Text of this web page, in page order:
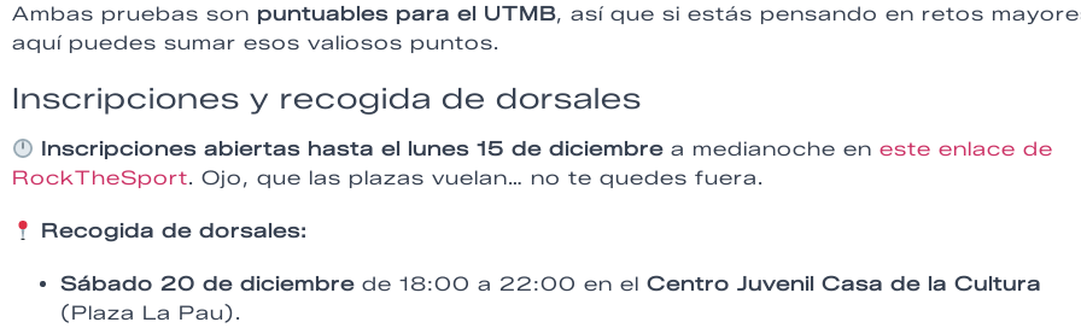
Ambas pruebas son puntuables para el UTMB, así que si estás pensando en retos
aquí puedes sumar esos valiosos puntos.
Inscripciones y recogida de dorsales
Inscripciones abiertas hasta el lunes 15 de diciembre a medianoche eneste enlace de
RockTheSport. Ojo, que las plazas vuelan… no te quedes fuera.
Recogida de dorsales:
Sábado 20 de diciembre de 18:00 a 22:00 en el Centro Juvenil Casa de la Cultura
(Plaza La Pau).